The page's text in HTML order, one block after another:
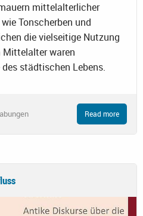
mittelalterlicher
Tonscherben und
die vielseitige Nutzung
Mittelalter waren
städtischen Lebens.
Read more